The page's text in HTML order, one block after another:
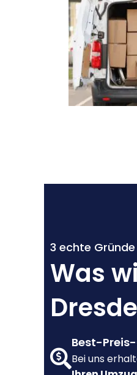
3 echte
Was
Best-
Bei uns